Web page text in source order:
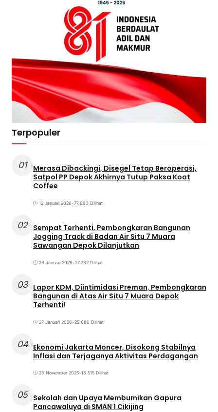
Terpopuler
01
Merasa Dibackingi, Disegel Tetap Beroperasi,
Satpol PP Depok Akhirnya Tutup Paksa Koat
Coffee
12 Januari 2026•77.893 Dilihat
02 Sempat Terhenti, Pembongkaran Bangunan
Jogging Track di Badan Air Situ 7 Muara
Sawangan Depok Dilanjutkan
28 Januari 2026•27.732 Dilihat
03 Lapor KDM, Diintimidasi Preman, Pembongkaran
Bangunan di Atas Air Situ 7 Muara Depok
Terhenti!
27 Januari 2026•25.686 Dilihat
04 Ekonomi Jakarta Moncer, Disokong Stabilnya
Inflasi dan Terjaganya Aktivitas Perdagangan
23 November 2025•13.515 Dilihat
05 Sekolah dan Upaya Membumikan Gapura
Pancawaluya di SMAN 1 Cikijing